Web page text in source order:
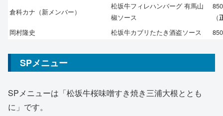
倉科カナ（新メンバー）
松坂牛フィレハンバーグ 有馬山
椒ソース
（
岡村隆史 松坂牛カブリたたき酒盗ソース
SPメニュー
SPメニューは「松坂牛桜味噌すき焼き三浦大根ととも
に」です。